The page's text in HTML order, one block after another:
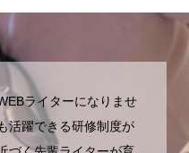
ライターになりませ
活躍できる研修制度が